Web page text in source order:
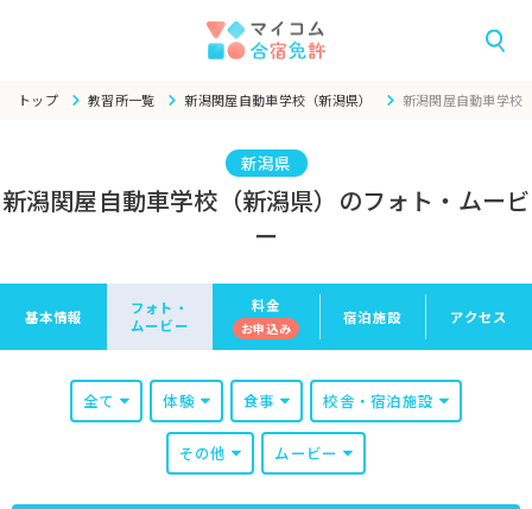
トップ 教習所一覧 新潟関屋自動車学校（新潟県） 新潟関屋自動車学校
新潟県
新潟関屋自動車学校（新潟県）のフォト・ムービ
ー
基本情報
フォト・
ムービー
料金
お申込み
宿泊施設 アクセス
全て 体験 食事 校舎・宿泊施設
その他 ムービー